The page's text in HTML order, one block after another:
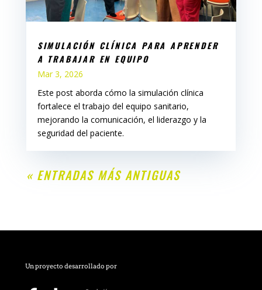
SIMULACIÓN CLÍNICA PARA APRENDER
A TRABAJAR EN EQUIPO
Mar 3, 2026
Este post aborda cómo la simulación clínica
fortalece el trabajo del equipo sanitario,
mejorando la comunicación, el liderazgo y la
seguridad del paciente.
« ENTRADAS MÁS ANTIGUAS
Un proyecto desarrollado por